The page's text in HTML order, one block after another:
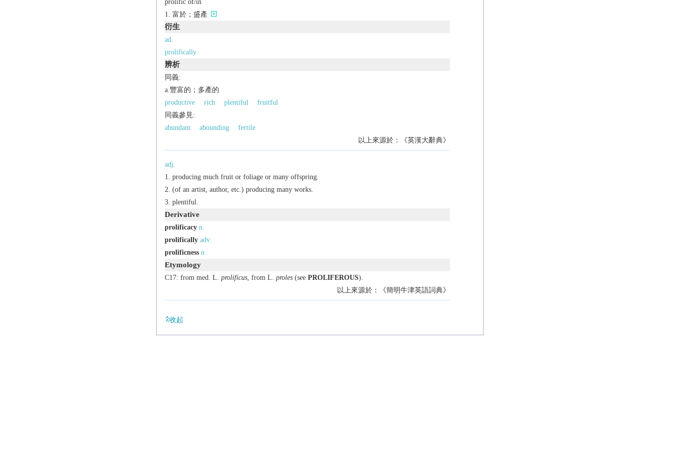
prolific of/in
富於；盛產
衍生
ad.
prolifically
辨析
同義:
a.豐富的；多產的
productive
rich plentiful
fruitful
同義參見:
abundant
abounding
fertile
以上來源於：《英漢大辭典》
adj.
producing much fruit or foliage or many offspring.
(of an artist, author, etc.) producing many works.
plentiful.
Derivative
prolificacy n.
prolifically adv.
prolificness n.
Etymology
C17: from med. L. prolificus, from L. proles(see PROLIFEROUS).
以上來源於：《簡明牛津英語詞典》
收起